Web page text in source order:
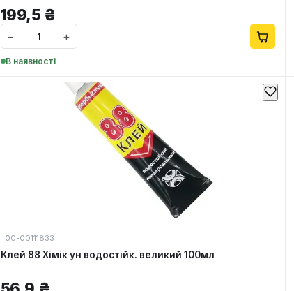
-40до+180град
199,5 ₴
− +
В наявності
00-00111833
Клей 88 Хімік ун водостійк. великий 100мл